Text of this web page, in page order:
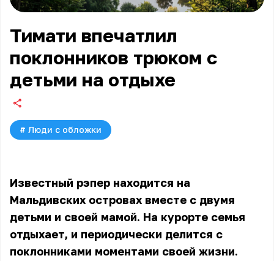
Тимати впечатлил
поклонников трюком с
детьми на отдыхе
# Люди с обложки
Известный рэпер находится на
Мальдивских островах вместе с двумя
детьми и своей мамой. На курорте семья
отдыхает, и периодически делится с
поклонниками моментами своей жизни.